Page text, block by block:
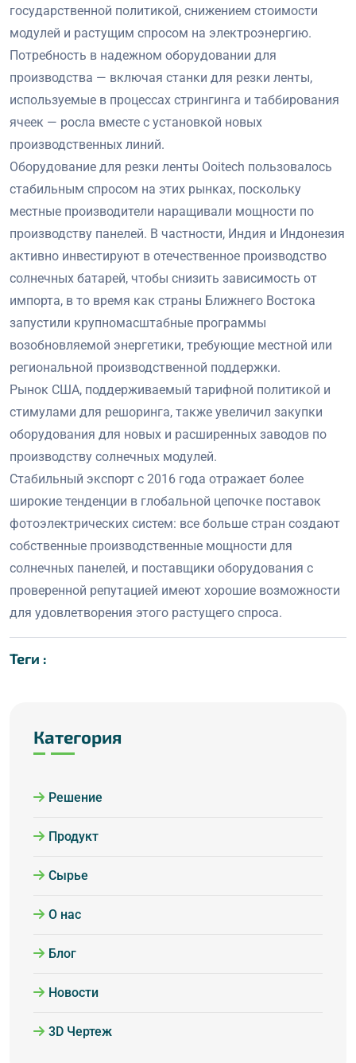
государственной политикой, снижением стоимости
модулей и растущим спросом на электроэнергию.
Потребность в надежном оборудовании для
производства — включая станки для резки ленты,
используемые в процессах стрингинга и таббирования
ячеек — росла вместе с установкой новых
производственных линий.
Оборудование для резки ленты Ooitech пользовалось
стабильным спросом на этих рынках, поскольку
местные производители наращивали мощности по
производству панелей. В частности, Индия и Индонезия
активно инвестируют в отечественное производство
солнечных батарей, чтобы снизить зависимость от
импорта, в то время как страны Ближнего Востока
запустили крупномасштабные программы
возобновляемой энергетики, требующие местной или
региональной производственной поддержки.
Рынок США, поддерживаемый тарифной политикой и
стимулами для решоринга, также увеличил закупки
оборудования для новых и расширенных заводов по
производству солнечных модулей.
Стабильный экспорт с 2016 года отражает более
широкие тенденции в глобальной цепочке поставок
фотоэлектрических систем: все больше стран создают
собственные производственные мощности для
солнечных панелей, и поставщики оборудования с
проверенной репутацией имеют хорошие возможности
для удовлетворения этого растущего спроса.
Теги :
Категория
Решение
Продукт
Сырье
О нас
Блог
Новости
3D Чертеж